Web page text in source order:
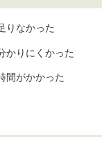
りなかった
かりにくかった
間がかかった